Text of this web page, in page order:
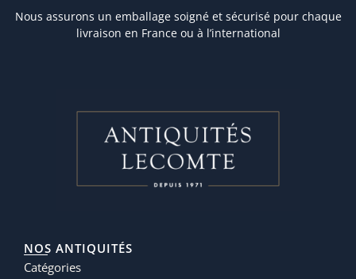
Nous assurons un emballage soigné et sécurisé pour chaque
livraison en France ou à l’international
NOS ANTIQUITÉS
Catégories